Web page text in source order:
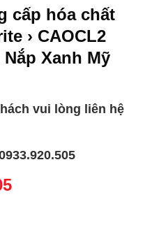
cấp hóa chất
› CAOCL2
Nắp Xanh Mỹ
vui lòng liên hệ